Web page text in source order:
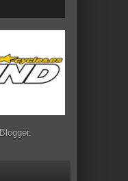
Blogger.